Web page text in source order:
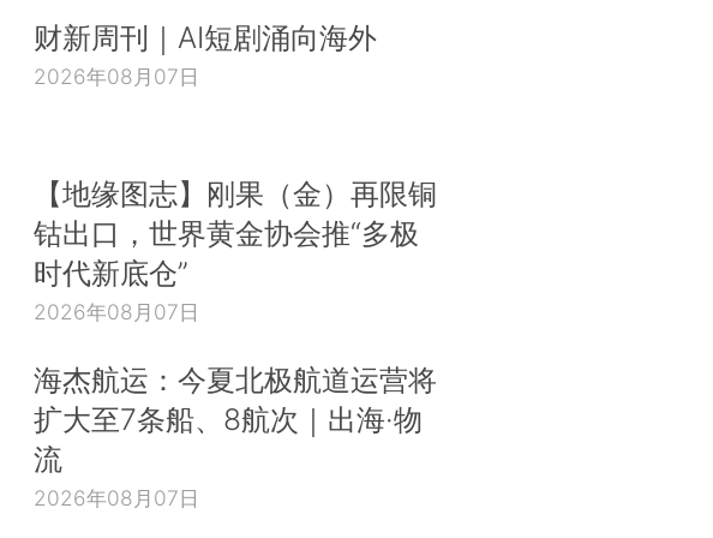
财新周刊｜AI短剧涌向海外
2026年08月07日
【地缘图志】刚果（金）再限铜
钴出口，世界黄金协会推“多极
时代新底仓”
2026年08月07日
海杰航运：今夏北极航道运营将
扩大至7条船、8航次｜出海·物
流
2026年08月07日